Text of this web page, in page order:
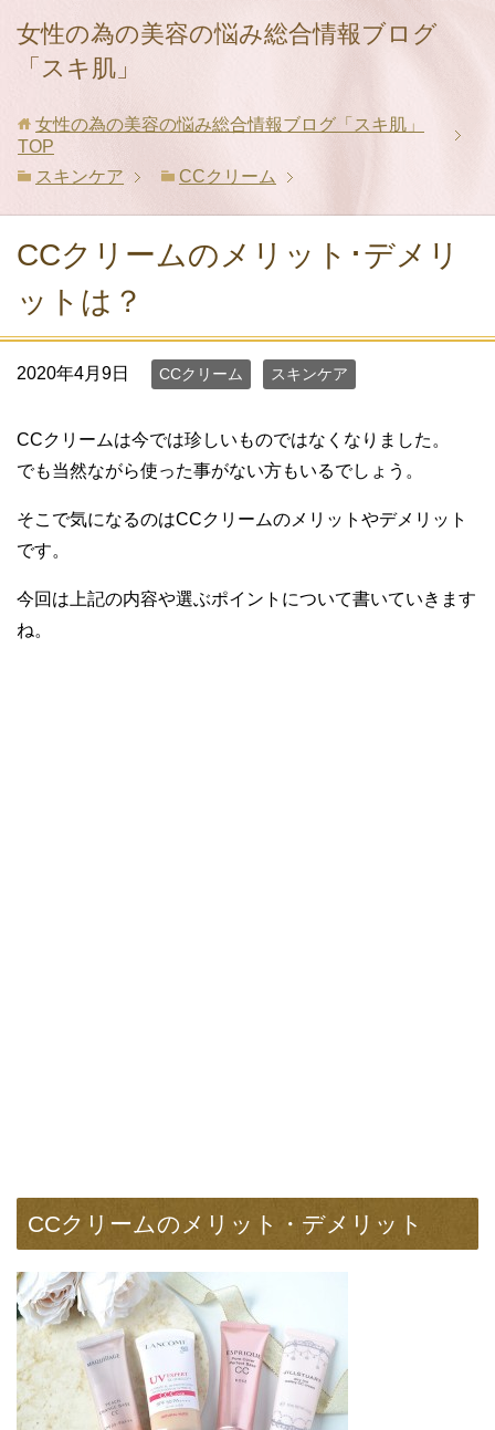
女性の為の美容の悩み総合情報ブログ
「スキ肌」
女性の為の美容の悩み総合情報ブログ「スキ肌」
TOP
スキンケア
CCクリーム
CCクリームのメリット･デメリ
ットは？
2020年4月9日 CCクリーム スキンケア
CCクリームは今では珍しいものではなくなりました。
でも当然ながら使った事がない方もいるでしょう。
そこで気になるのはCCクリームのメリットやデメリット
です。
今回は上記の内容や選ぶポイントについて書いていきます
ね。
CCクリームのメリット・デメリット